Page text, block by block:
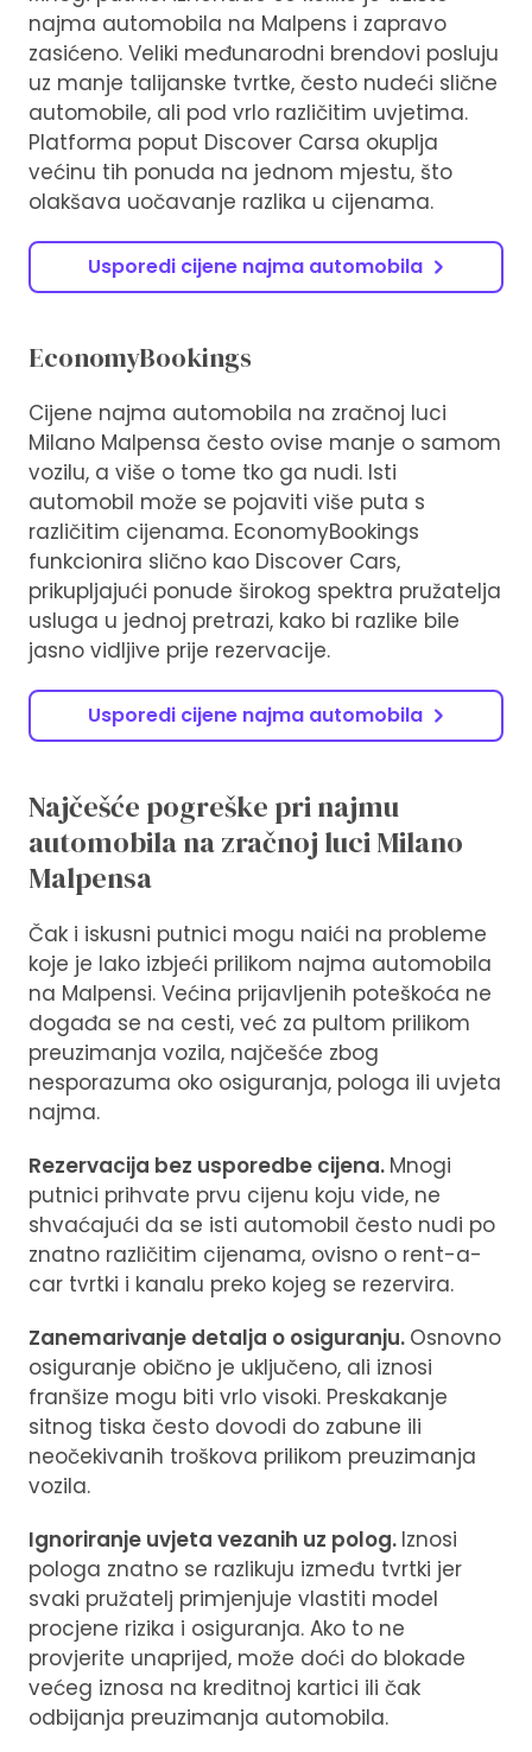
najma automobila na Malpens i zapravo
zasićeno. Veliki međunarodni brendovi posluju
uz manje talijanske tvrtke, često nudeći slične
automobile, ali pod vrlo različitim uvjetima.
Platforma poput Discover Carsa okuplja
većinu tih ponuda na jednom mjestu, što
olakšava uočavanje razlika u cijenama.
Usporedi cijene najma automobila
EconomyBookings
Cijene najma automobila na zračnoj luci
Milano Malpensa često ovise manje o samom
vozilu, a više o tome tko ga nudi. Isti
automobil može se pojaviti više puta s
različitim cijenama. EconomyBookings
funkcionira slično kao Discover Cars,
prikupljajući ponude širokog spektra pružatelja
usluga u jednoj pretrazi, kako bi razlike bile
jasno vidljive prije rezervacije.
Usporedi cijene najma automobila
Najčešće pogreške pri najmu
automobila na zračnoj luci Milano
Malpensa
Čak i iskusni putnici mogu naići na probleme
koje je lako izbjeći prilikom najma automobila
na Malpensi. Većina prijavljenih poteškoća ne
događa se na cesti, već za pultom prilikom
preuzimanja vozila, najčešće zbog
nesporazuma oko osiguranja, pologa ili uvjeta
najma.
Rezervacija bez usporedbe cijena. Mnogi
putnici prihvate prvu cijenu koju vide, ne
shvaćajući da se isti automobil često nudi po
znatno različitim cijenama, ovisno o rent-a-
car tvrtki i kanalu preko kojeg se rezervira.
Zanemarivanje detalja o osiguranju. Osnovno
osiguranje obično je uključeno, ali iznosi
franšize mogu biti vrlo visoki. Preskakanje
sitnog tiska često dovodi do zabune ili
neočekivanih troškova prilikom preuzimanja
vozila.
Ignoriranje uvjeta vezanih uz polog. Iznosi
pologa znatno se razlikuju između tvrtki jer
svaki pružatelj primjenjuje vlastiti model
procjene rizika i osiguranja. Ako to ne
provjerite unaprijed, može doći do blokade
većeg iznosa na kreditnoj kartici ili čak
odbijanja preuzimanja automobila.